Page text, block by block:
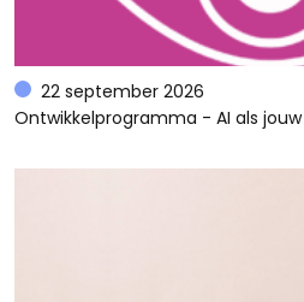
22 september 2026
Ontwikkelprogramma - AI als